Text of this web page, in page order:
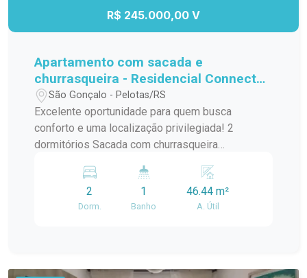
tamanho de terreno e por este valor, são cada
para mais informações e agende sua visita.
R$ 245.000,00 V
Apartamento com sacada e
churrasqueira - Residencial Connect
JkSão Gonçalo - Pelotas/RS
Excelente oportunidade para quem busca
conforto e uma localização privilegiada! 2
dormitórios Sacada com churrasqueira
Supermercado Carrefour Próximo a comércios,
serviços e com fácil acesso às principais vias
Ideal para quem deseja praticidade e qualidade
2
Dorm.
1
Banho
46.44 m²
A. Útil